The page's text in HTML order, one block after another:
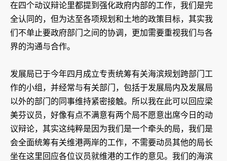
在四个动议辩论里都提到强化政府内部的工作，我们是完
全认同的，但为达至各项规划和土地的政策目标，其实我
们不单止要政府部门之间的协调，更加需要重视我们与各
界的沟通与合作。
发展局已于今年四月成立专责统筹有关海滨规划跨部门工
作的小组，并经常与有关部门，包括于发展局内及发展局
以外的部门的同事维持紧密接触。所以我在此可以回应梁
美芬议员，好像有点不满意有两个局不愿意出席今日的动
议辩论，其实这纯粹是因为我们是一个牵头的局，我们是
会全面统筹有关维港两岸的工作，不需要动员其他的局长
坐在这里回应各位议员就维港的工作的意见。我们的海滨